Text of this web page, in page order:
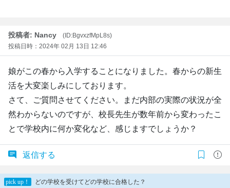
投稿者: Nancy
(ID:BgvxzfMpL8s)
投稿日時：2024年 02月 13日 12:46
娘がこの春から入学することになりました。春からの新生
活を大変楽しみにしております。
さて、ご質問させてください。まだ内部の実際の状況が全
然わからないのですが、校長先生が数年前から変わったこ
とで学校内に何か変化など、感じますでしょうか？
返信する